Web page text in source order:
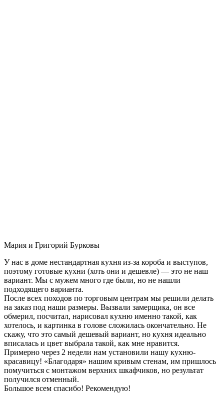
Мария и Григорий Бурковы
У нас в доме нестандартная кухня из-за короба и выступов,
поэтому готовые кухни (хоть они и дешевле) — это не наш
вариант. Мы с мужем много где были, но не нашли
подходящего варианта.
После всех походов по торговым центрам мы решили делать
на заказ под наши размеры. Вызвали замерщика, он все
обмерил, посчитал, нарисовал кухню именно такой, как
хотелось, и картинка в голове сложилась окончательно. Не
скажу, что это самый дешевый вариант, но кухня идеально
вписалась и цвет выбрала такой, как мне нравится.
Примерно через 2 недели нам установили нашу кухню-
красавицу! «Благодаря» нашим кривым стенам, им пришлось
помучиться с монтажом верхних шкафчиков, но результат
получился отменный.
Большое всем спасибо! Рекомендую!